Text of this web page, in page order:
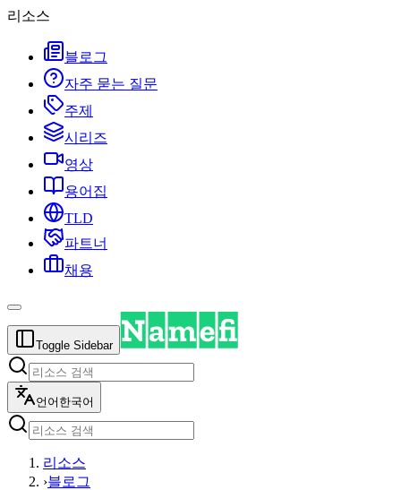
리소스
블로그
자주 묻는 질문
주제
시리즈
영상
용어집
TLD
파트너
채용
Toggle Sidebar
언어 한국어
리소스
›블로그